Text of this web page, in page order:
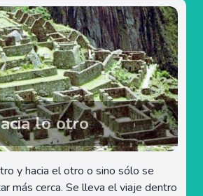
lo otro
y hacia el otro o sino sólo se
más cerca. Se lleva el viaje dentro